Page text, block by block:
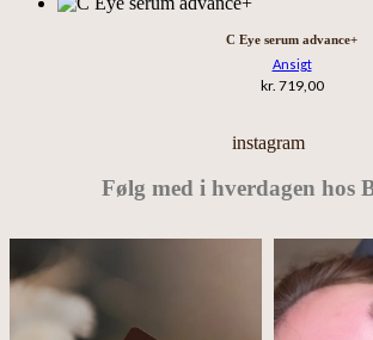
C Eye serum advance+
Ansigt
kr. 719,00
instagram
Følg med i hverdagen hos